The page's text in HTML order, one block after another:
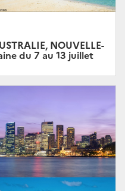
NOUVELLE-
du 7 au 13 juillet